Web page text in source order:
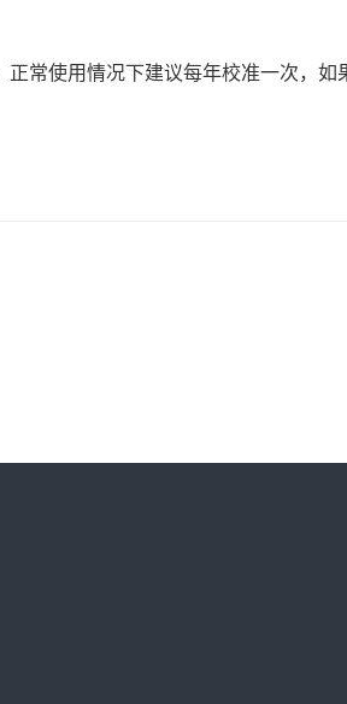
正常使用情况下建议每年校准一次，